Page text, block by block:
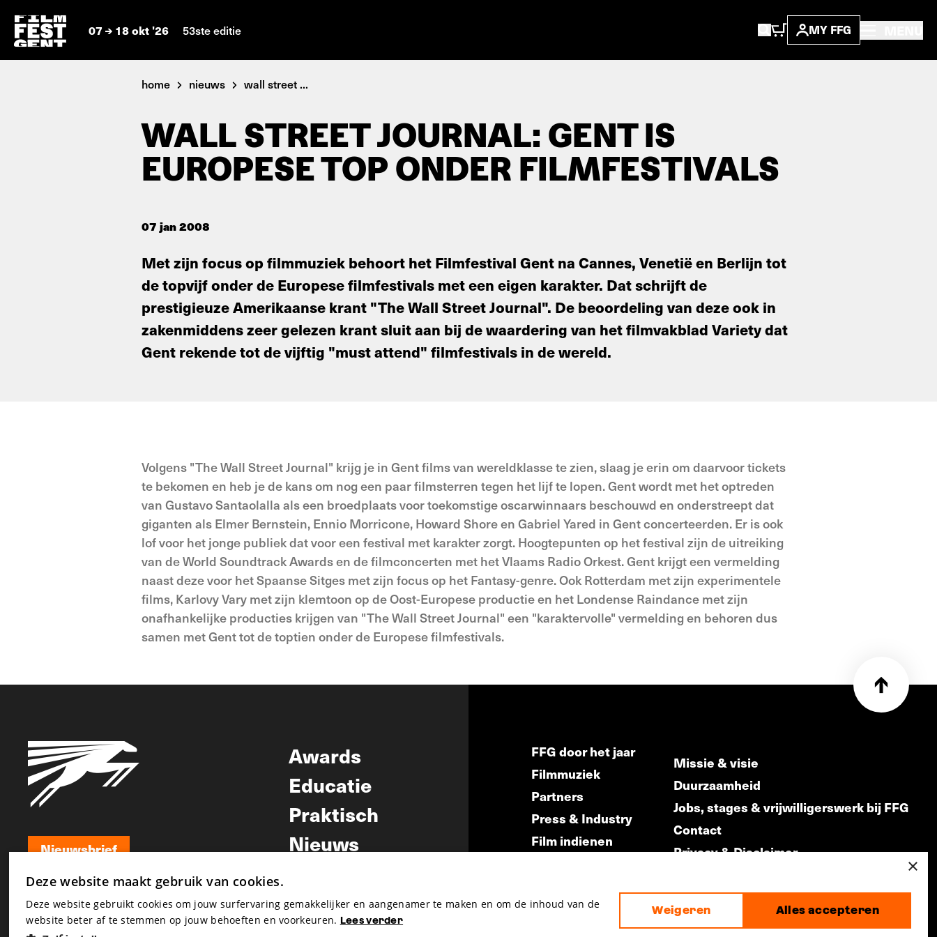
07 18 okt '26 53ste editie MY FFG
home nieuws wall street ...
WALL STREET JOURNAL: GENT IS
EUROPESE TOP ONDER FILMFESTIVALS
07 jan 2008
Met zijn focus op filmmuziek behoort het Filmfestival Gent na Cannes, Venetië en Berlijn tot
de topvijf onder de Europese filmfestivals met een eigen karakter. Dat schrijft de
prestigieuze Amerikaanse krant "The Wall Street Journal". De beoordeling van deze ook in
zakenmiddens zeer gelezen krant sluit aan bij de waardering van het filmvakblad Variety dat
Gent rekende tot de vijftig "must attend" filmfestivals in de wereld.
Volgens "The Wall Street Journal" krijg je in Gent films van wereldklasse te zien, slaag je erin om daarvoor tickets
te bekomen en heb je de kans om nog een paar filmsterren tegen het lijf te lopen. Gent wordt met het optreden
van Gustavo Santaolalla als een broedplaats voor toekomstige oscarwinnaars beschouwd en onderstreept dat
giganten als Elmer Bernstein, Ennio Morricone, Howard Shore en Gabriel Yared in Gent concerteerden. Er is ook
lof voor het jonge publiek dat voor een festival met karakter zorgt. Hoogtepunten op het festival zijn de uitreiking
van de World Soundtrack Awards en de filmconcerten met het Vlaams Radio Orkest. Gent krijgt een vermelding
naast deze voor het Spaanse Sitges met zijn focus op het Fantasy-genre. Ook Rotterdam met zijn experimentele
films, Karlovy Vary met zijn klemtoon op de Oost-Europese productie en het Londense Raindance met zijn
onafhankelijke producties krijgen van "The Wall Street Journal" een "karaktervolle" vermelding en behoren dus
samen met Gent tot de toptien onder de Europese filmfestivals.
Nieuwsbrief
Nieuwsbrief
Awards
Educatie
Praktisch
Nieuws
FFG door het jaar
Filmmuziek
Partners
Press & Industry
Film indienen
Missie & visie
Duurzaamheid
Jobs, stages & vrijwilligerswerk bij FFG
Contact
Privacy & Disclaimer
×
Deze website maakt gebruik van cookies.
Deze website gebruikt cookies om jouw surfervaring gemakkelijker en aangenamer te maken en om de inhoud van de
website beter af te stemmen op jouw behoeften en voorkeuren. Lees verder
Alles accepteren
Weigeren